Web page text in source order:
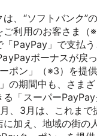
、“ソフトバンク”
利用のお客さま（
「PayPay」で支払
ボーナスが戻
ポン」（※3）を提供
の期間中も、さま
る「スーパー
、3月は、これまで
に加え、地域の街の